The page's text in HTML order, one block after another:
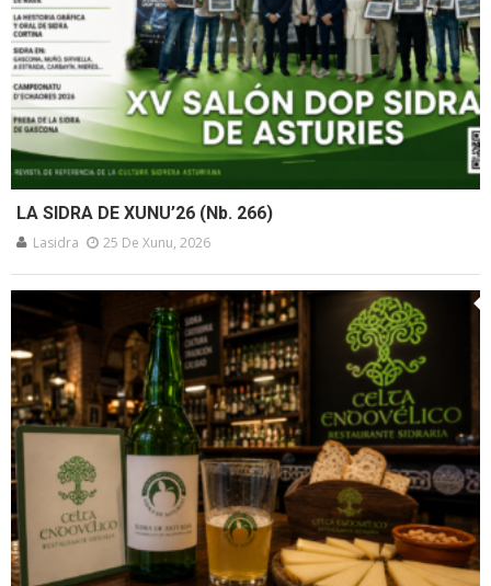
LA SIDRA DE XUNU’26 (Nb. 266)
Lasidra 25 De Xunu, 2026